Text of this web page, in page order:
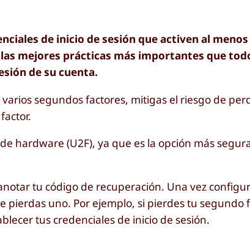
de inicio de sesión que activen al menos
mejores prácticas más importantes que
de su cuenta.
segundos factores, mitigas el riesgo de
hardware (U2F), ya que es la opción más
tu código de recuperación. Una vez
pierdas uno. Por ejemplo, si pierdes tu segundo
tus credenciales de inicio de sesión.